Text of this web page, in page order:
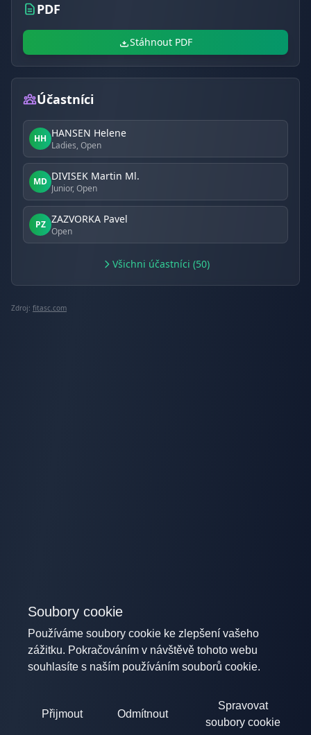
PDF
Stáhnout PDF
Účastníci
HH HANSEN Helene
Ladies, Open
MD DIVISEK Martin Ml.
Junior, Open
PZ ZAZVORKA Pavel
Open
Všichni účastníci (50)
Zdroj: fitasc.com
Soubory cookie
Používáme soubory cookie ke zlepšení vašeho
zážitku. Pokračováním v návštěvě tohoto webu
souhlasíte s naším používáním souborů cookie.
Přijmout Odmítnout
Spravovat
soubory cookie